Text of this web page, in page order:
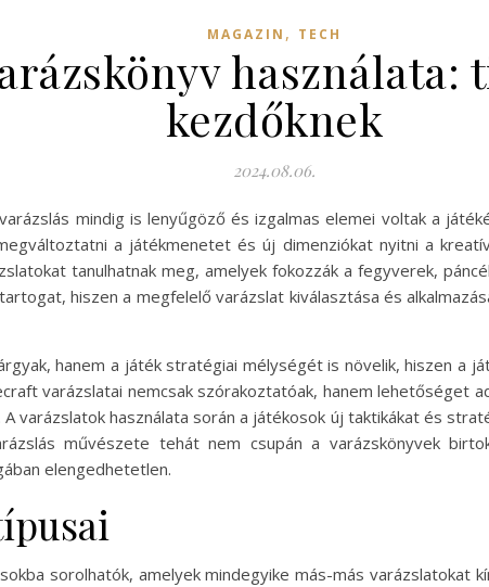
MAGAZIN , TECH
használata:
kezdőknek
2024.08.06.
mindig is lenyűgöző és izgalmas elemei voltak a
a játékmenetet és új dimenziókat nyitni a
tanulhatnak meg, amelyek fokozzák a fegyverek,
hiszen a megfelelő varázslat kiválasztása és
hanem a játék stratégiai mélységét is növelik, hiszen a
varázslatai nemcsak szórakoztatóak, hanem lehetőséget
varázslatok használata során a játékosok új taktikákat és
művészete tehát nem csupán a varázskönyvek
elengedhetetlen.
sorolhatók, amelyek mindegyike más-más varázslatokat